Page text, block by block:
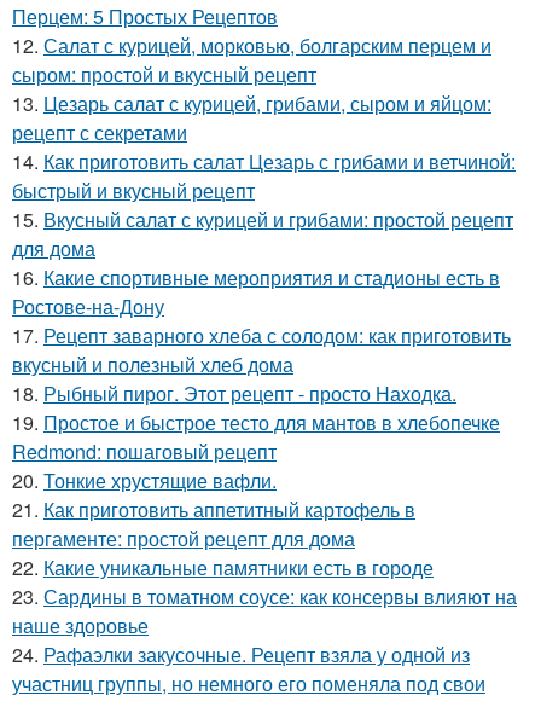
Перцем: 5 Простых Рецептов
12. Салат с курицей, морковью, болгарским перцем и
сыром: простой и вкусный рецепт
13. Цезарь салат с курицей, грибами, сыром и яйцом:
рецепт с секретами
14. Как приготовить салат Цезарь с грибами и ветчиной:
быстрый и вкусный рецепт
15. Вкусный салат с курицей и грибами: простой рецепт
для дома
16. Какие спортивные мероприятия и стадионы есть в
Ростове-на-Дону
17. Рецепт заварного хлеба с солодом: как приготовить
вкусный и полезный хлеб дома
18. Рыбный пирог. Этот рецепт - просто Находка.
19. Простое и быстрое тесто для мантов в хлебопечке
Redmond: пошаговый рецепт
20. Тонкие хрустящие вафли.
21. Как приготовить аппетитный картофель в
пергаменте: простой рецепт для дома
22. Какие уникальные памятники есть в городе
23. Сардины в томатном соусе: как консервы влияют на
наше здоровье
24. Рафаэлки закусочные. Рецепт взяла у одной из
участниц группы, но немного его поменяла под свои